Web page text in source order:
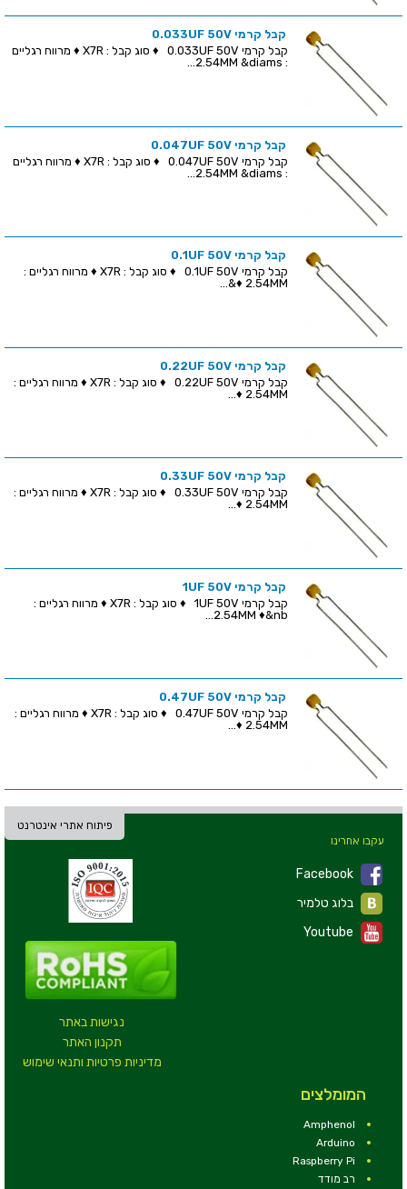
קבל קרמי 0.033UF 50V
קבל קרמי 0.033UF 50V ♦ סוג קבל : X7R ♦ מרווח רגליים
: 2.54MM &diams...
קבל קרמי 0.047UF 50V
קבל קרמי 0.047UF 50V ♦ סוג קבל : X7R ♦ מרווח רגליים
: 2.54MM &diams...
קבל קרמי 0.1UF 50V
קבל קרמי 0.1UF 50V ♦ סוג קבל : X7R ♦ מרווח רגליים :
2.54MM ♦&...
קבל קרמי 0.22UF 50V
קבל קרמי 0.22UF 50V ♦ סוג קבל : X7R ♦ מרווח רגליים :
2.54MM ♦...
קבל קרמי 0.33UF 50V
קבל קרמי 0.33UF 50V ♦ סוג קבל : X7R ♦ מרווח רגליים :
2.54MM ♦...
קבל קרמי 1UF 50V
קבל קרמי 1UF 50V ♦ סוג קבל : X7R ♦ מרווח רגליים :
2.54MM ♦&nb...
קבל קרמי 0.47UF 50V
קבל קרמי 0.47UF 50V ♦ סוג קבל : X7R ♦ מרווח רגליים :
2.54MM ♦...
פיתוח אתרי אינטרנט
נגישות באתר
תקנון האתר
מדיניות פרטיות ותנאי שימוש
עקבו אחרינו
Facebook
Youtube
המומלצים
Amphenol
Arduino
Raspberry Pi
רב מודד